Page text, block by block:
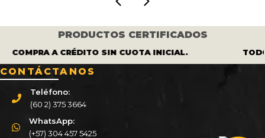
PRODUCTOS CERTIFICADOS
COMPRA A CRÉDITO SIN CUOTA INICIAL.
CONTÁCTANOS
Teléfono:
(60 2) 375 3664
WhatsApp:
(+57) 304 457 5425